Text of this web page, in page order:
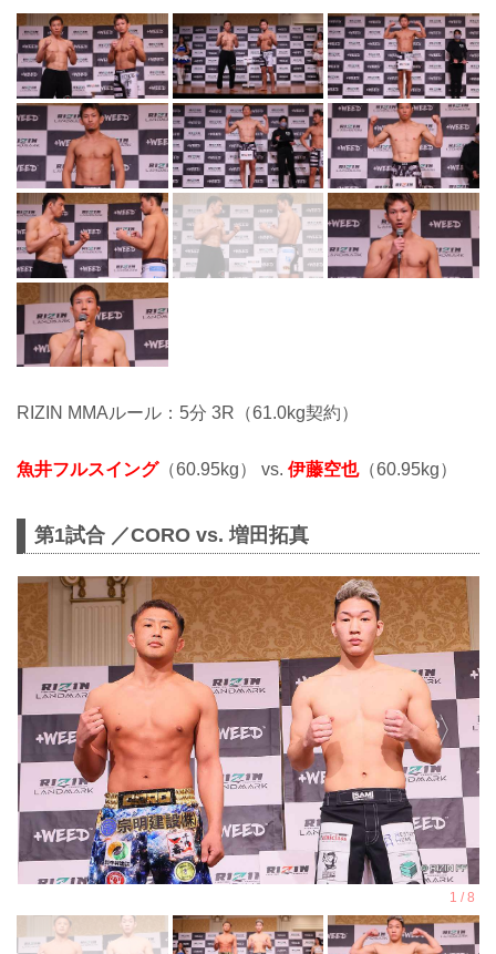
RIZIN MMAルール：5分 3R（61.0kg契約）
魚井フルスイング（60.95kg） vs. 伊藤空也（60.95kg）
第1試合 ／CORO vs. 増田拓真